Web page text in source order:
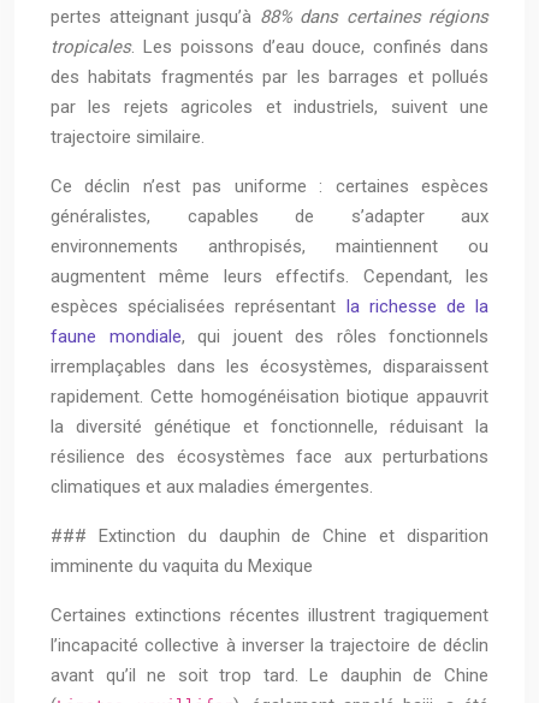
pertes atteignant jusqu’à 88% dans certaines régions
tropicales. Les poissons d’eau douce, confinés dans
des habitats fragmentés par les barrages et pollués
par les rejets agricoles et industriels, suivent une
trajectoire similaire.
Ce déclin n’est pas uniforme : certaines espèces
généralistes, capables de s’adapter aux
environnements anthropisés, maintiennent ou
augmentent même leurs effectifs. Cependant, les
espèces spécialisées représentant
la richesse de la
faune mondiale, qui jouent des rôles fonctionnels
irremplaçables dans les écosystèmes, disparaissent
rapidement. Cette homogénéisation biotique appauvrit
la diversité génétique et fonctionnelle, réduisant la
résilience des écosystèmes face aux perturbations
climatiques et aux maladies émergentes.
### Extinction du dauphin de Chine et disparition
imminente du vaquita du Mexique
Certaines extinctions récentes illustrent tragiquement
l’incapacité collective à inverser la trajectoire de déclin
avant qu’il ne soit trop tard. Le dauphin de Chine